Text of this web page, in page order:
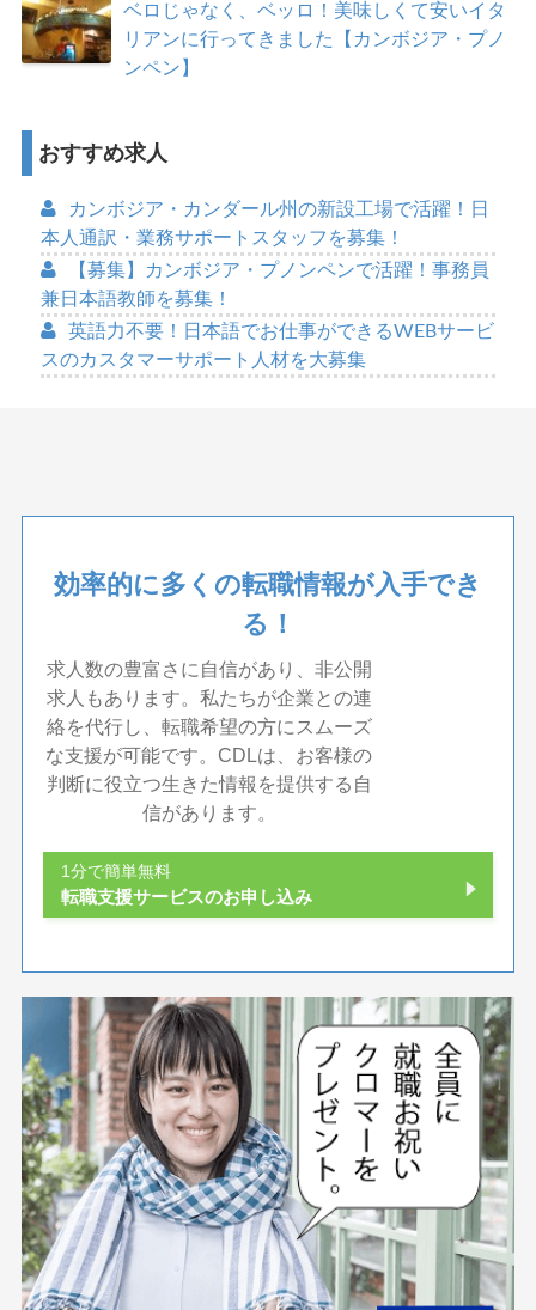
ベロじゃなく、ベッロ！美味しくて安いイタ
リアンに行ってきました【カンボジア・プノ
ンペン】
おすすめ求人
カンボジア・カンダール州の新設工場で活躍！日
本人通訳・業務サポートスタッフを募集！
【募集】カンボジア・プノンペンで活躍！事務員
兼日本語教師を募集！
英語力不要！日本語でお仕事ができるWEBサービ
スのカスタマーサポート人材を大募集
効率的に多くの転職情報が入手でき
る！
求人数の豊富さに自信があり、非公開
求人もあります。私たちが企業との連
絡を代行し、転職希望の方にスムーズ
な支援が可能です。CDLは、お客様の
判断に役立つ生きた情報を提供する自
信があります。
1分で簡単無料
転職支援サービスのお申し込み